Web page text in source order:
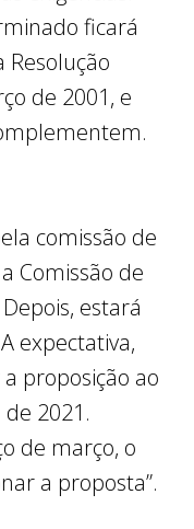
ficará
de 2001, e
comissão de
Comissão de
estará
expectativa,
proposição ao
2021.
de março, o
a proposta”.